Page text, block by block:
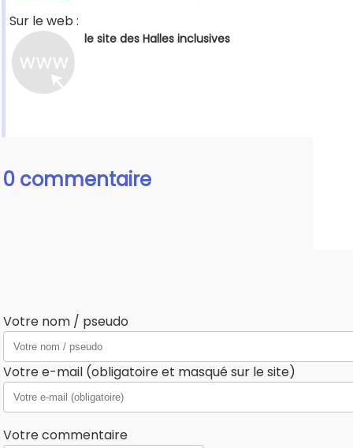
Sur le web :
le site des Halles inclusives
0 commentaire
Votre nom / pseudo
Votre e-mail (obligatoire et masqué sur le site)
Votre commentaire